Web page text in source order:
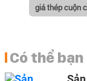
giá thép cuộn
Có thể